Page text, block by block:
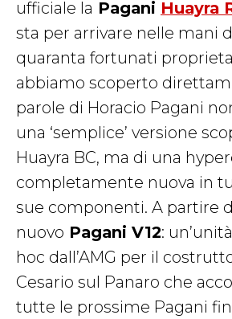
ufficiale la Pagani Huayra
sta per arrivare nelle mani
quaranta fortunati
abbiamo scoperto
parole di Horacio Pagani
una ‘semplice’ versione
Huayra BC, ma di una
completamente nuova in
sue componenti. A partire
nuovo Pagani V12:
hoc dall’AMG per il
Cesario sul Panaro che
tutte le prossime Pagani